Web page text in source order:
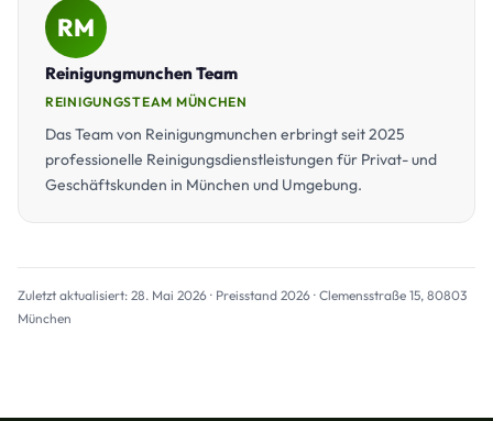
RM
Reinigungmunchen Team
REINIGUNGSTEAM MÜNCHEN
Das Team von Reinigungmunchen erbringt seit 2025
professionelle Reinigungsdienstleistungen für Privat- und
Geschäftskunden in München und Umgebung.
Zuletzt aktualisiert: 28. Mai 2026 · Preisstand 2026 · Clemensstraße 15, 80803
München